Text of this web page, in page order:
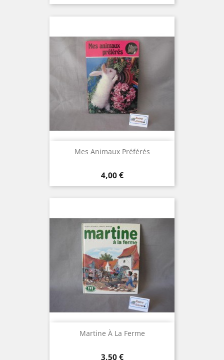
Mes Animaux Préférés
Prix
4,00 €
Martine À La Ferme
Prix
3,50 €